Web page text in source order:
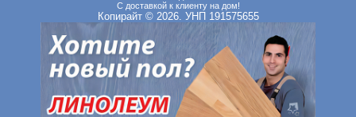
С доставкой к клиенту на дом!
Копирайт © 2026. УНП 191575655